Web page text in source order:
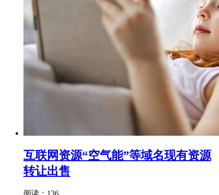
互联网资源“空气能”等域名现有资源
转让出售